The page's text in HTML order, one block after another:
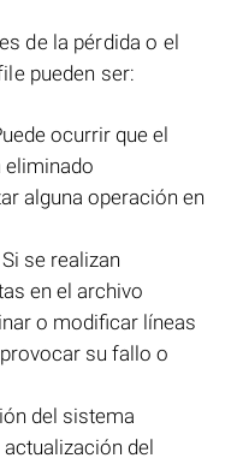
de la pérdida o el
pueden ser:
ocurrir que el
eliminado
alguna operación en
se realizan
en el archivo
o modificar líneas
su fallo o
del sistema
del